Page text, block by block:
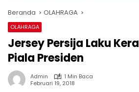
Beranda OLAHRAGA
OLAHRAGA
Jersey Persija Laku
Piala Presiden
Admin
1 Min Baca
Februari 19, 2018